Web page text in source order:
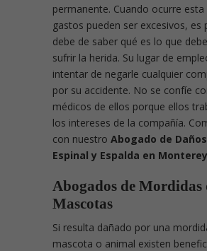
permanente. Cuando ocurre esta
gastos pueden ser excesivos, es
debe de saber qué es lo que
sufrir la herida. Su lugar de
intentar de negarle cualquier
por su accidente. No se confíe
médicos de ellos porque ellos
los intereses de la compañía.
con nuestro Abogado de
Espinal y Espalda en
Abogados de Mordidas
Mascotas
Si resulta dañado por una
mascota o animal existen